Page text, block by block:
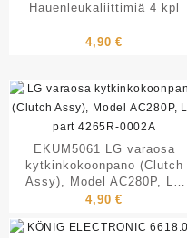
Hauenleukaliittimiä 4 kpl
4,90€
EKUM5061 LG varaosa
kytkinkokoonpano (Clutch
Assy), Model AC280P, LG
part 4265R-0002A
4,90€